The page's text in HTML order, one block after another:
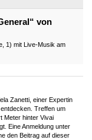
von
1) mit Live-Musik am
Zanetti, einer Expertin
Treffen um
Meter hinter Vivai
Eine Anmeldung unter
den Beitrag auf dieser